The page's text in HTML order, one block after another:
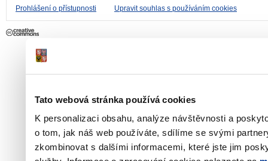
Tato webová stránka používá cookies
K personalizaci obsahu, analýze návštěvnosti a
o tom, jak náš web používáte, sdílíme se svými
zkombinovat s dalšími informacemi, které jste jim
Prohlášení o přístupnosti Upravit souhlas s používáním cookies